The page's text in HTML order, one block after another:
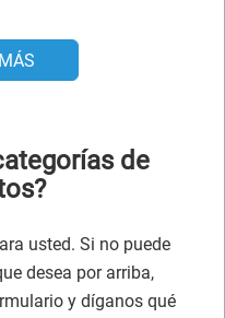
de
usted. Si no puede
desea por arriba,
y díganos qué